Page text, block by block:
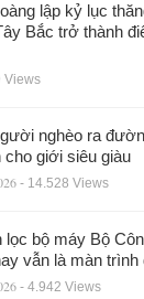
lập kỷ lục
Bắc trở thành
Views
nghèo ra
cho giới siêu giàu
- 14.528 Views
lọc bộ máy Bộ
vẫn là màn trình
- 4.942 Views